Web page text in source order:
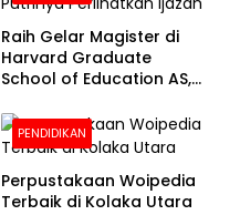
Raih Gelar Magister di
Harvard Graduate
School of Education AS,
Foto Putrinya Perlihatkan
Ijazah
PENDIDIKAN
Perpustakaan Woipedia
Terbaik di Kolaka Utara